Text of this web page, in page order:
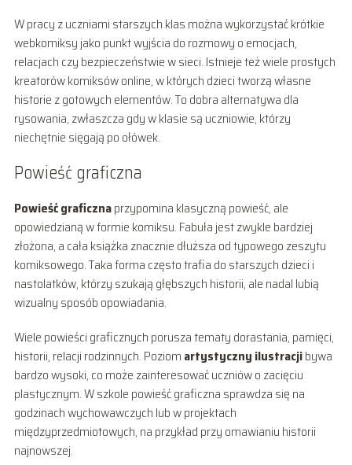
W pracy z uczniami starszych klas można wykorzystać krótkie
webkomiksy jako punkt wyjścia do rozmowy o emocjach,
relacjach czy bezpieczeństwie w sieci. Istnieje też wiele prostych
kreatorów komiksów online, w których dzieci tworzą własne
historie z gotowych elementów. To dobra alternatywa dla
rysowania, zwłaszcza gdy w klasie są uczniowie, którzy
niechętnie sięgają po ołówek.
Powieść graficzna
Powieść graficznaprzypomina klasyczną powieść, ale
opowiedzianą w formie komiksu. Fabuła jest zwykle bardziej
złożona, a cała książka znacznie dłuższa od typowego zeszytu
komiksowego. Taka forma często trafia do starszych dzieci i
nastolatków, którzy szukają głębszych historii, ale nadal lubią
wizualny sposób opowiadania.
Wiele powieści graficznych porusza tematy dorastania, pamięci,
historii, relacji rodzinnych. Poziom artystyczny ilustracjibywa
bardzo wysoki, co może zainteresować uczniów o zacięciu
plastycznym. W szkole powieść graficzna sprawdza się na
godzinach wychowawczych lub w projektach
międzyprzedmiotowych, na przykład przy omawianiu historii
najnowszej.